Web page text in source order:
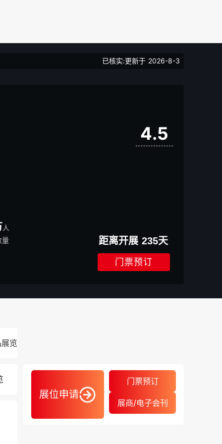
已核实:更新于 2026-8-3
人
量
4.5
距离开展 235天
门票预订
览会
展位申请
门票预订
展商/电子会刊